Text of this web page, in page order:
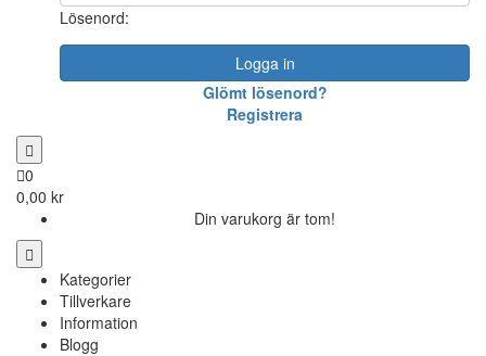
Lösenord:
Logga in
Glömt lösenord?
Registrera
0
0,00 kr
Din varukorg är tom!
Kategorier
Tillverkare
Information
Blogg